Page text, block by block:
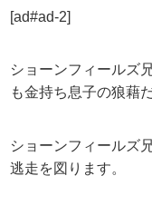
[ad#ad-2]
ショーンフィールズ
も金持ち息子の狼藉
ショーンフィールズ
逃走を図ります。